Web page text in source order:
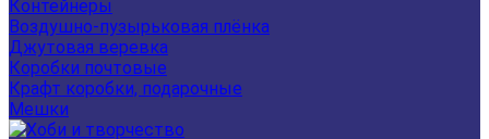
Контейнеры
Воздушно-пузырьковая плёнка
Джутовая веревка
Коробки почтовые
Крафт коробки, подарочные
Мешки